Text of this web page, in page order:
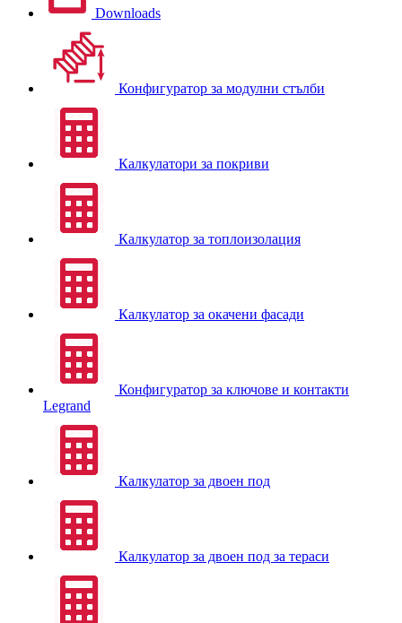
Downloads
Конфигуратор за модулни стълби
Калкулатори за покриви
Калкулатор за топлоизолация
Калкулатор за окачени фасади
Конфигуратор за ключове и контакти
Legrand
Калкулатор за двоен под
Калкулатор за двоен под за тераси